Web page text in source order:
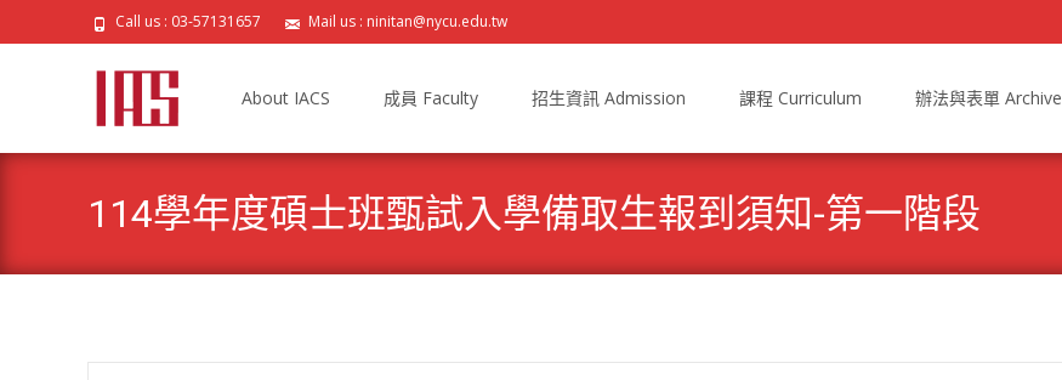
Call us : 03-57131657 Mail us : ninitan@nycu.edu.tw
About IACS 成員 Faculty 招生資訊 Admission 課程 Curriculum 辦法與表單 Archive
114學年度碩士班甄試入學備取生報到須知-第一階段